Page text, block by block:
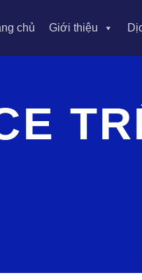
chủ Giới thiệu